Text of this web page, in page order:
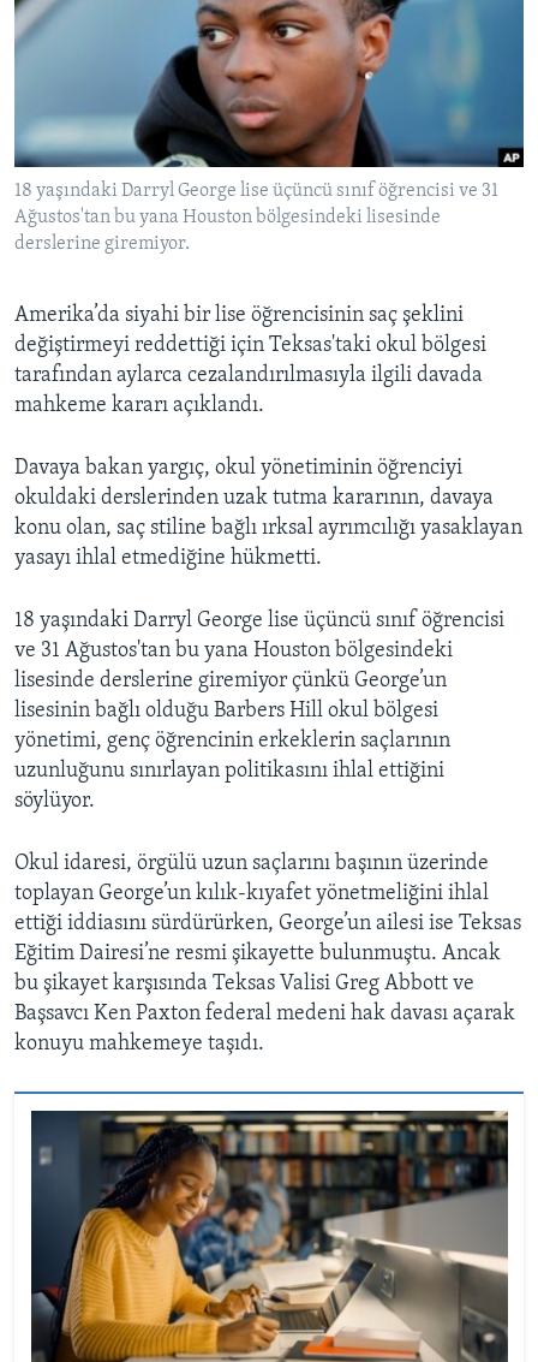
HAYATTAN
BIZI TAKIP EDIN
Diller
18 yaşındaki Darryl George lise üçüncü sınıf öğrencisi ve 31
Ağustos'tan bu yana Houston bölgesindeki lisesinde
derslerine giremiyor.
Amerika’da siyahi bir lise öğrencisinin saç şeklini
değiştirmeyi reddettiği için Teksas'taki okul bölgesi
tarafından aylarca cezalandırılmasıyla ilgili davada
mahkeme kararı açıklandı.
Davaya bakan yargıç, okul yönetiminin öğrenciyi
okuldaki derslerinden uzak tutma kararının, davaya
konu olan, saç stiline bağlı ırksal ayrımcılığı yasaklayan
yasayı ihlal etmediğine hükmetti.
18 yaşındaki Darryl George lise üçüncü sınıf öğrencisi
ve 31 Ağustos'tan bu yana Houston bölgesindeki
lisesinde derslerine giremiyor çünkü George’un
lisesinin bağlı olduğu Barbers Hill okul bölgesi
yönetimi, genç öğrencinin erkeklerin saçlarının
uzunluğunu sınırlayan politikasını ihlal ettiğini
söylüyor.
Okul idaresi, örgülü uzun saçlarını başının üzerinde
toplayan George’un kılık-kıyafet yönetmeliğini ihlal
ettiği iddiasını sürdürürken, George’un ailesi ise Teksas
Eğitim Dairesi’ne resmi şikayette bulunmuştu. Ancak
bu şikayet karşısında Teksas Valisi Greg Abbott ve
Başsavcı Ken Paxton federal medeni hak davası açarak
konuyu mahkemeye taşıdı.